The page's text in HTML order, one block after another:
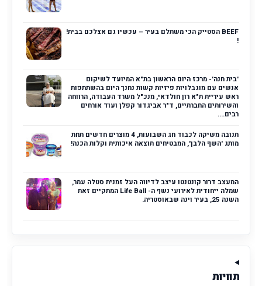
BEEF הסטייק הכי משתלם בעיר – עכשיו גם אצלכם בבית!
!
'בית חנה'- מרכז היום הראשון בת"א המיועד לשיקום
אנשים עם מוגבלויות פיזיות קשות נחנך היום בהשתתפות
ראש עיריית ת"א רון חולדאי, מנכ"ל משרד העבודה, הרווחה
והשירותים החברתיים, ד"ר אביגדור קפלן ועוד אורחים
רבים....
תנובה משיקה לכבוד חג השבועות, 4 מוצרים חדשים תחת
מותג 'השף הלבן', המבטיחים תוצאה איכותית וקלות הכנה!
המעצב דרור קונטנטו עיצב לדיווה העל זמנית סטלה עמר,
שמלה ייחודית לאירועי נשף ה- Life Ball המתקיים זאת
השנה 25, בעיר וינה שבאוסטריה.
תוויות